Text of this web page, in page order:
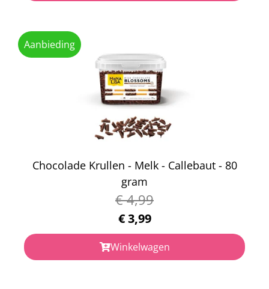
Aanbieding
Chocolade Krullen - Melk - Callebaut - 80
gram
€4,99
€3,99
Winkelwagen